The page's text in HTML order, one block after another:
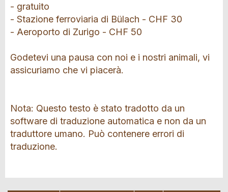
- gratuito
- Stazione ferroviaria di Bülach - CHF 30
- Aeroporto di Zurigo - CHF 50
Godetevi una pausa con noi e i nostri animali, vi
assicuriamo che vi piacerà.
Nota: Questo testo è stato tradotto da un
software di traduzione automatica e non da un
traduttore umano. Può contenere errori di
traduzione.